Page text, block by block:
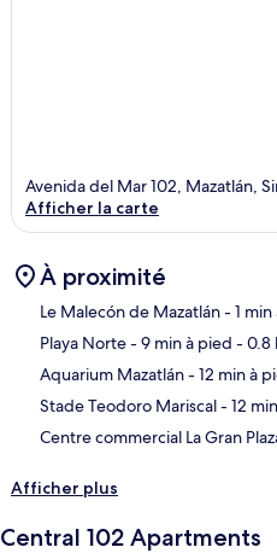
Avenida del Mar 102, Mazatlán,
Afficher la carte
À proximité
Le Malecón de Mazatlán- 1
Playa Norte- 9 min à pied - 0.8
Aquarium Mazatlán- 12 min à
Stade Teodoro Mariscal- 12
Centre commercial La Gran
Afficher plus
Central 102 Apartments